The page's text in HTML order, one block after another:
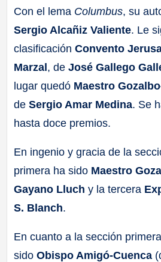
Con el lema Columbus, su
Sergio Alcañiz Valiente. Le
clasificación Convento
Marzal , deJosé Gallego
lugar quedó Maestro
deSergio Amar Medina. Se
hasta doce premios.
En ingenio y gracia de la
primera ha sido Maestro
Gayano Lluch y la tercera
S. Blanch.
En cuanto a la sección
sidoObispo Amigó-Cuenca